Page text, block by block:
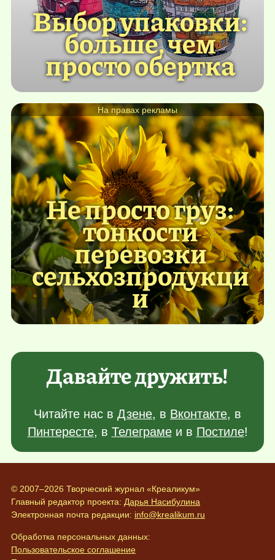
Выбор упаковки:
больше, чем
просто обертка
Не просто груз:
тонкости
перевозки
сельхозпродукци
и
На правах рекламы
Давайте дружить!
Читайте нас в Дзене, в Вконтакте, в
Пинтересте, в Телеграмеи в Постиле!
© 2007–2026 Творческий журнал «Креаликум»
Главный редактор проекта: Дарья Насибулина
Электронная почта редакции: info@krealikum.ru
Обработка персональных данных:
Пользовательское соглашение